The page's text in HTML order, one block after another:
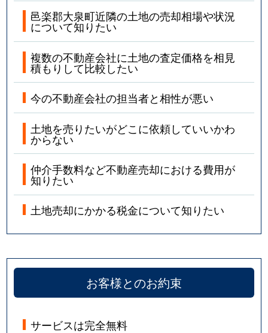
邑楽郡大泉町近隣の土地の売却相場や状況
について知りたい
複数の不動産会社に土地の査定価格を相見
積もりして比較したい
今の不動産会社の担当者と相性が悪い
土地を売りたいがどこに依頼していいかわ
からない
仲介手数料など不動産売却における費用が
知りたい
土地売却にかかる税金について知りたい
お客様とのお約束
サービスは完全無料